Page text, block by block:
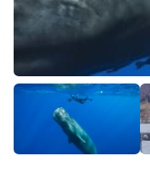
TV Program
Časopis
Sledujte prima+
Přihlášení